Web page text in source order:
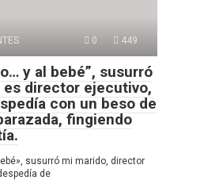
0 449
y al bebé”, susurró
es director ejecutivo,
con un beso de
fingiendo
susurró mi marido, director
de